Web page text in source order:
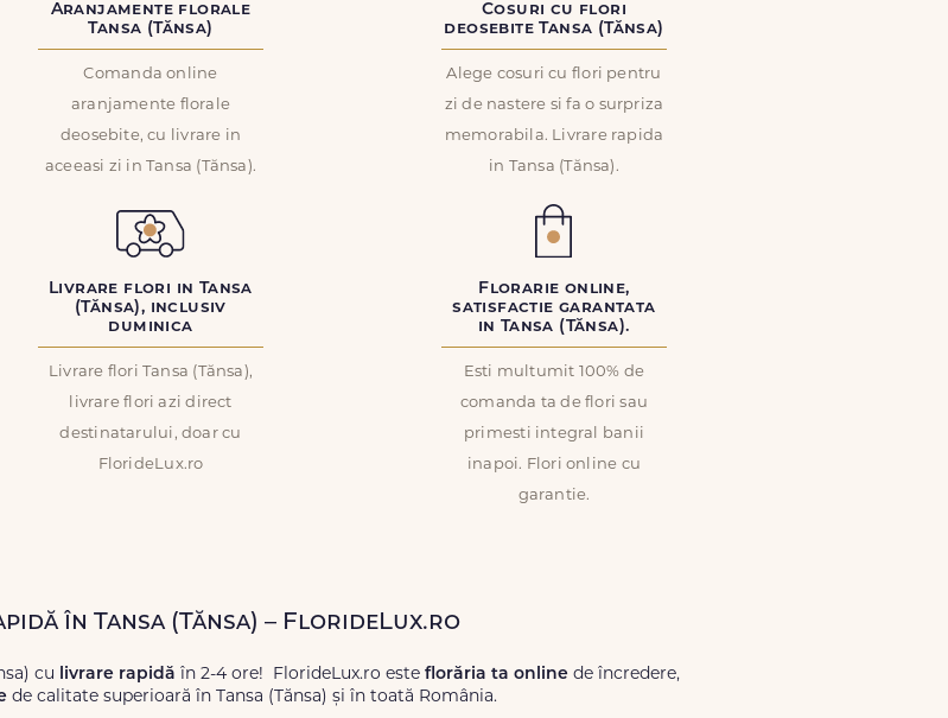
Aranjamente florale
Tansa (Tănsa)
Comanda online
aranjamente florale
deosebite, cu livrare in
aceeasi zi in Tansa (Tănsa).
Cosuri cu flori
deosebite Tansa (Tănsa)
Alege cosuri cu flori pentru
zi de nastere si fa o surpriza
memorabila. Livrare rapida
in Tansa (Tănsa).
Livrare flori in Tansa
(Tănsa), inclusiv
duminica
Livrare flori Tansa (Tănsa),
livrare flori azi direct
destinatarului, doar cu
FlorideLux.ro
Florarie online,
satisfactie garantata
in Tansa (Tănsa).
Esti multumit 100% de
comanda ta de flori sau
primesti integral banii
inapoi. Flori online cu
garantie.
în Tansa (Tănsa) – FlorideLux.ro
cu livrare rapidă în 2-4 ore! FlorideLux.ro este florăria ta online de încredere,
de calitate superioară în Tansa (Tănsa) și în toată România.